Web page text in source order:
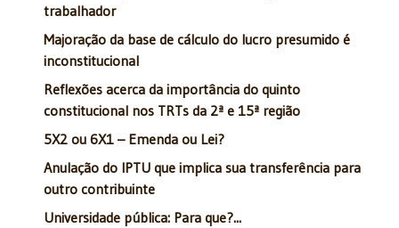
trabalhador
Majoração da base de cálculo do lucro presumido é
inconstitucional
Reflexões acerca da importância do quinto
constitucional nos TRTs da 2ª e 15ª região
5X2 ou 6X1 – Emenda ou Lei?
Anulação do IPTU que implica sua transferência para
outro contribuinte
Universidade pública: Para que?...